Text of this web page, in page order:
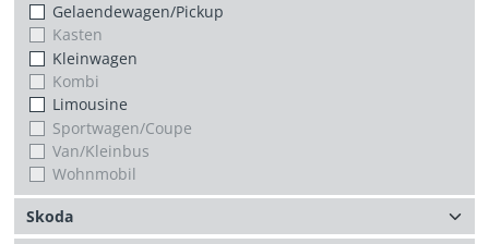
Gelaendewagen/Pickup
Kasten
Kleinwagen
Kombi
Limousine
Sportwagen/Coupe
Van/Kleinbus
Wohnmobil